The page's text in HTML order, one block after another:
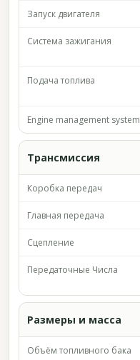
Запуск двигателя
Система зажигания
Подача топлива
Engine management system
Трансмиссия
Коробка передач
Главная передача
Сцепление
Передаточные Числа
Размеры и масса
Объём топливного бака